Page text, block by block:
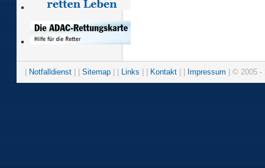
Notfalldienst Sitemap Links Kontakt Impressum | © 2005 -